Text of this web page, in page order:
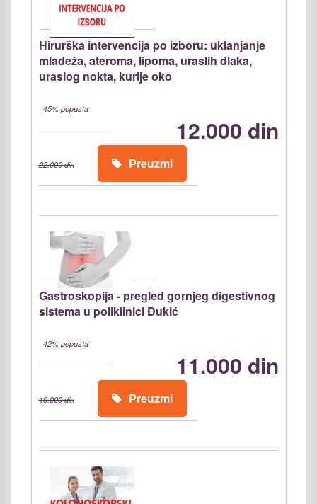
Hirurška intervencija po izboru: uklanjanje
mladeža, ateroma, lipoma, uraslih dlaka,
uraslog nokta, kurije oko
| 45% popusta
12.000 din
22.000 din Preuzmi
Gastroskopija - pregled gornjeg digestivnog
sistema u poliklinici Đukić
| 42% popusta
11.000 din
19.000 din Preuzmi